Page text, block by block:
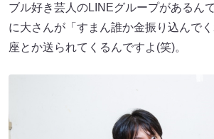
ブル好き芸人のLINEグループがあるん
に大さんが「すまん誰か金振り込んで
座とか送られてくるんですよ(笑)。